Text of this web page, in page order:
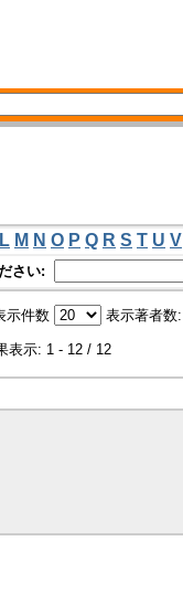
L M N O P Q R S T U V
さい:
示件数 表示著者数:
表示: 1 - 12 / 12